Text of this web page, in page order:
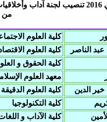
يوم 17 فيفري 2016 تنصيب لجنة
من
كلية العلوم
الناصر
كلية العلوم
كلية الحقوق و
معهد العلوم
الدين
كلية العلوم الدقيقة
كلية التكنولوجيا
كلية الآداب و